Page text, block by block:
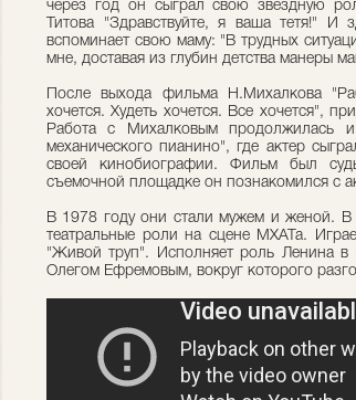
через год он сыграл свою звездную
Титова "Здравствуйте, я ваша тетя!" И
вспоминает свою маму: "В трудных
мне, доставая из глубин детства манеры
После выхода фильма Н.Михалкова
хочется. Худеть хочется. Все хочется",
Работа с Михалковым продолжилась
механического пианино", где актер
своей кинобиографии. Фильм был
съемочной площадке он познакомился с
В 1978 году они стали мужем и женой. В
театральные роли на сцене МХАТа.
"Живой труп". Исполняет роль Ленина в
Олегом Ефремовым, вокруг которого